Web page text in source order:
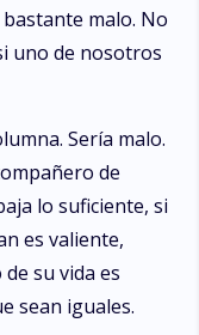
malo. No
uno de nosotros
Sería malo.
de
lo suficiente, si
es valiente,
su vida es
sean iguales.